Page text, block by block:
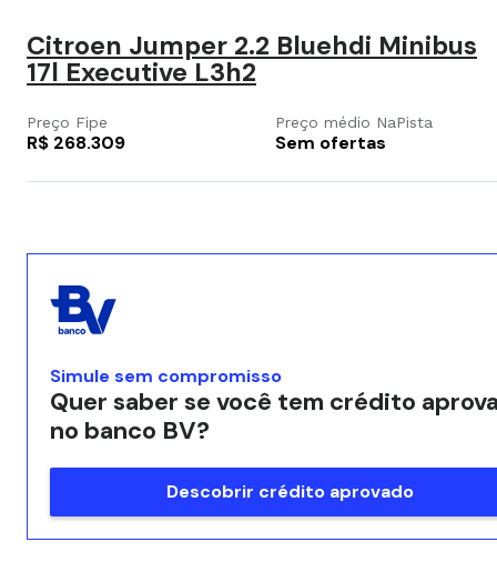
Citroen Jumper 2.2 Bluehdi Minibus
17l Executive L3h2
Preço Fipe
R$ 268.309
Preço médio NaPista
Sem ofertas
Simule sem compromisso
Quer saber se você tem crédito
no banco BV?
Descobrir crédito aprovado